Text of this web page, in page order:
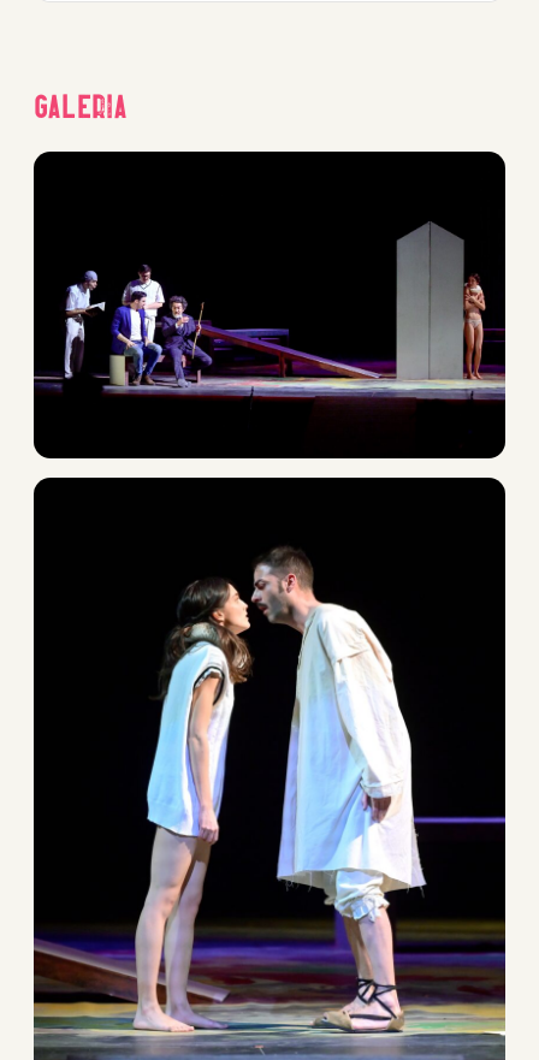
Galeria